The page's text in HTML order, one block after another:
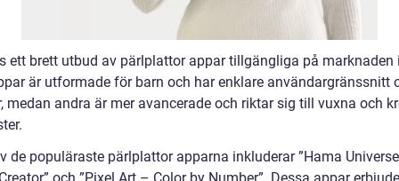
ett brett utbud av pärlplattor appar tillgängliga på marknaden
är utformade för barn och har enklare användargränssnitt
medan andra är mer avancerade och riktar sig till vuxna och
de populäraste pärlplattor apparna inkluderar ”Hama